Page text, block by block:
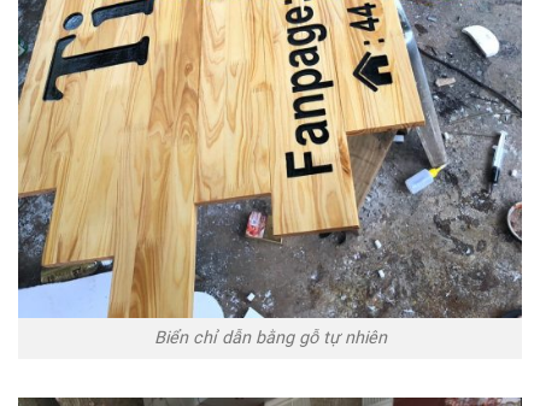
Biển chỉ dẫn bằng gỗ tự nhiên